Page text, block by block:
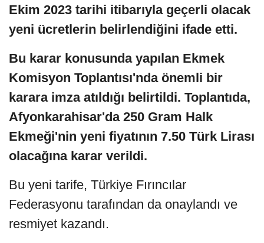
Ekim 2023 tarihi itibarıyla geçerli olacak
yeni ücretlerin belirlendiğini ifade etti.
Bu karar konusunda yapılan Ekmek
Komisyon Toplantısı'nda önemli bir
karara imza atıldığı belirtildi. Toplantıda,
Afyonkarahisar'da 250 Gram Halk
Ekmeği'nin yeni fiyatının 7.50 Türk Lirası
olacağına karar verildi.
Bu yeni tarife, Türkiye Fırıncılar
Federasyonu tarafından da onaylandı ve
resmiyet kazandı.